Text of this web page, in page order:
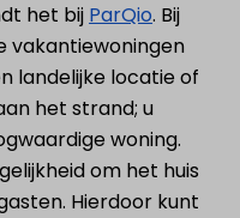
het bij ParQio. Bij
vakantiewoningen
landelijke locatie of
het strand; u
woning.
om het huis
Hierdoor kunt